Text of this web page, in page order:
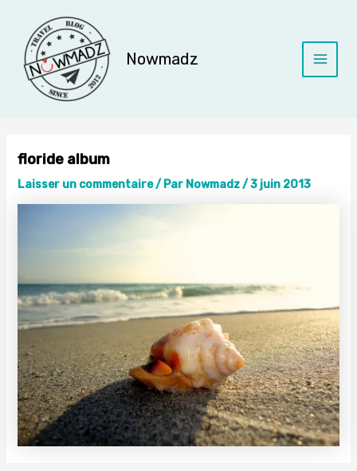
contenu
Nowmadz
Main
floride album
Laisser un commentaire / Par Nowmadz/3 juin 2013